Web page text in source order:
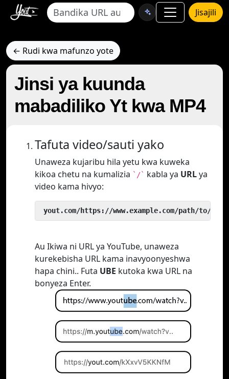
Jisajili
← Rudi kwa mafunzo yote
Jinsi ya kuunda
mabadiliko Yt kwa MP4
Tafuta video/sauti yako
Unaweza kujaribu hila yetu kwa kuweka
kikoa chetu na kumalizia `/` kabla ya URLya
video kama hivyo:
yout.com/https://www.example.com/path/to/
Au Ikiwa ni URL ya YouTube, unaweza
kurekebisha URL kama inavyoonyeshwa
hapa chini.. Futa UBE kutoka kwa URL na
bonyeza Enter.